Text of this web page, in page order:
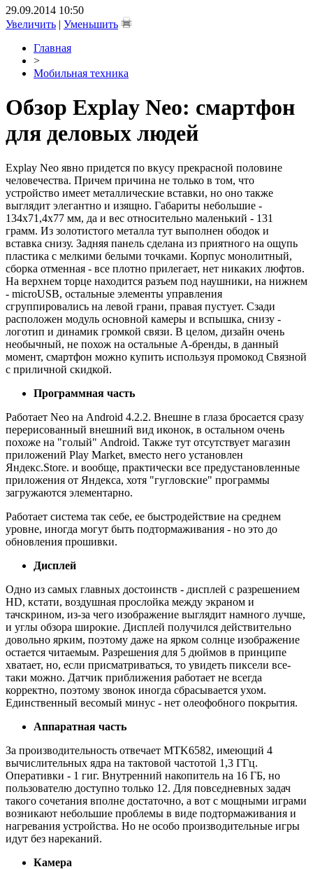
29.09.2014 10:50
Увеличить | Уменьшить
Главная
>
Мобильная техника
Обзор Explay Neo: смартфон
для деловых людей
Explay Neo явно придется по вкусу прекрасной половине
человечества. Причем причина не только в том, что
устройство имеет металлические вставки, но оно также
выглядит элегантно и изящно. Габариты небольшие -
134x71,4x77 мм, да и вес относительно маленький - 131
грамм. Из золотистого металла тут выполнен ободок и
вставка снизу. Задняя панель сделана из приятного на ощупь
пластика с мелкими белыми точками. Корпус монолитный,
сборка отменная - все плотно прилегает, нет никаких люфтов.
На верхнем торце находится разъем под наушники, на нижнем
- microUSB, остальные элементы управления
сгруппировались на левой грани, правая пустует. Сзади
расположен модуль основной камеры и вспышка, снизу -
логотип и динамик громкой связи. В целом, дизайн очень
необычный, не похож на остальные А-бренды, в данный
момент, смартфон можно купить используя промокод Связной
с приличной скидкой.
Программная часть
Работает Neo на Android 4.2.2. Внешне в глаза бросается сразу
перерисованный внешний вид иконок, в остальном очень
похоже на "голый" Android. Также тут отсутствует магазин
приложений Play Market, вместо него установлен
Яндекс.Store. и вообще, практически все предустановленные
приложения от Яндекса, хотя "гугловские" программы
загружаются элементарно.
Работает система так себе, ее быстродействие на среднем
уровне, иногда могут быть подтормаживания - но это до
обновления прошивки.
Дисплей
Одно из самых главных достоинств - дисплей с разрешением
HD, кстати, воздушная прослойка между экраном и
тачскрином, из-за чего изображение выглядит намного лучше,
и углы обзора широкие. Дисплей получился действительно
довольно ярким, поэтому даже на ярком солнце изображение
остается читаемым. Разрешения для 5 дюймов в принципе
хватает, но, если присматриваться, то увидеть пиксели все-
таки можно. Датчик приближения работает не всегда
корректно, поэтому звонок иногда сбрасывается ухом.
Единственный весомый минус - нет олеофобного покрытия.
Аппаратная часть
За производительность отвечает MTK6582, имеющий 4
вычислительных ядра на тактовой частотой 1,3 ГГц.
Оперативки - 1 гиг. Внутренний накопитель на 16 ГБ, но
пользователю доступно только 12. Для повседневных задач
такого сочетания вполне достаточно, а вот с мощными играми
возникают небольшие проблемы в виде подтормаживания и
нагревания устройства. Но не особо производительные игры
идут без нареканий.
Камера